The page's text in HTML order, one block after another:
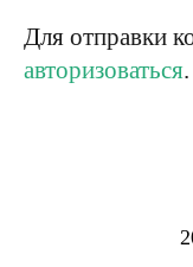
Для отправки
авторизоваться.